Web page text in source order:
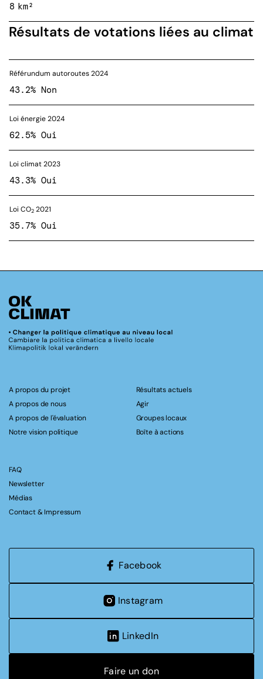
8 km²
Résultats de votations liées au climat
Référundum autoroutes 2024
43.2% Non
Loi énergie 2024
62.5% Oui
Loi climat 2023
43.3% Oui
Loi CO2 2021
35.7% Oui
A propos du projet
A propos de nous
A propos de l'évaluation
Notre vision politique
Résultats actuels
Agir
Groupes locaux
Boîte à actions
FAQ
Newsletter
Médias
Contact & Impressum
Facebook
Instagram
LinkedIn
Faire un don